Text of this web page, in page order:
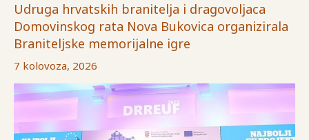
Udruga hrvatskih branitelja i dragovoljaca
Domovinskog rata Nova Bukovica organizirala
Braniteljske memorijalne igre
7 kolovoza, 2026